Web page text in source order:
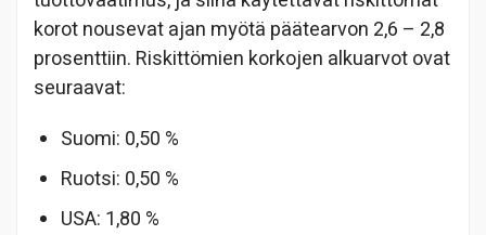
korot nousevat ajan myötä päätearvon 2,6 – 2,8
prosenttiin. Riskittömien korkojen alkuarvot ovat
seuraavat:
Suomi: 0,50 %
Ruotsi: 0,50 %
USA: 1,80 %